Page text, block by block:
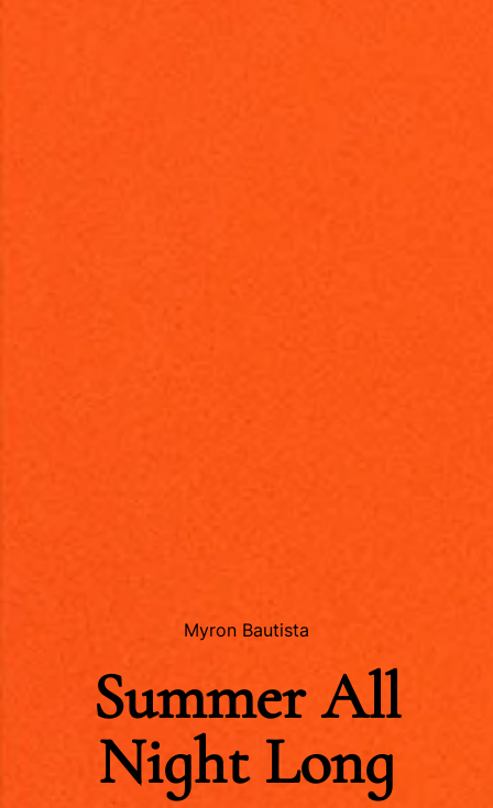
Myron Bautista
Summer All
Night Long